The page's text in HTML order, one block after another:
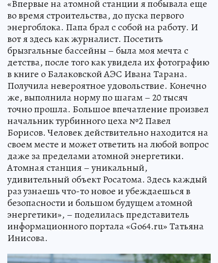
«Впервые на атомной станции я побывала еще
во время строительства, до пуска первого
энергоблока. Папа брал с собой на работу. И
вот я здесь как журналист. Посетить
брызгальные бассейны – была моя мечта с
детства, после того как увидела их фотографию
в книге о Балаковской АЭС Ивана Тарана.
Получила невероятное удовольствие. Конечно
же, выполнила норму по шагам – 20 тысяч
точно прошла. Большое впечатление произвел
начальник турбинного цеха №2 Павел
Борисов. Человек действительно находится на
своем месте и может ответить на любой вопрос
даже за пределами атомной энергетики.
Атомная станция – уникальный,
удивительный объект Росатома. Здесь каждый
раз узнаешь что-то новое и убеждаешься в
безопасности и большом будущем атомной
энергетики», – поделилась представитель
информационного портала «Go64.ru» Татьяна
Инисова.